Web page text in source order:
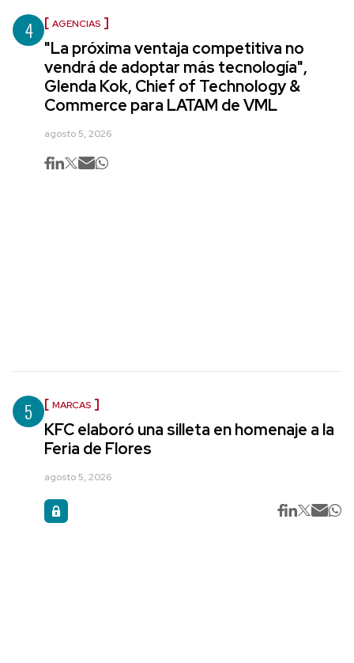
4 AGENCIAS
"La próxima ventaja competitiva no
vendrá de adoptar más tecnología",
Glenda Kok, Chief of Technology &
Commerce para LATAM de VML
agosto 5, 2026
5 MARCAS
KFC elaboró una silleta en homenaje a la
Feria de Flores
agosto 5, 2026